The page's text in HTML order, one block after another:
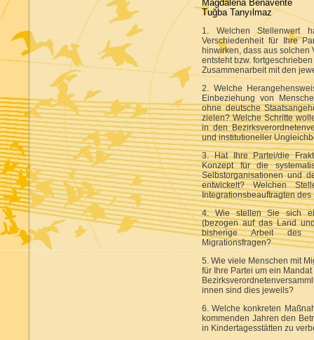
Magdalena Benavente
Tuğba Tanyılmaz
1. Welchen Stellenwert
Verschiedenheit für Ihre
hinwirken, dass aus solchen
entsteht bzw.
Zusammenarbeit mit den
2. Welche
Einbeziehung von
ohne deutsche
zielen? Welche Schritte
in den
und institutioneller
3. Hat Ihre Partei/die
Konzept für die
Selbstorganisationen und
entwickelt? Welchen
Integrationsbeauftragten
4. Wie stellen Sie sich
(bezogen auf das Land
bisherige Arbeit des
Migrationsfragen?
5. Wie viele Menschen mit
für Ihre Partei um ein
innen sind dies jeweils?
6. Welche konkreten
kommenden Jahren den
in Kindertagesstätten zu